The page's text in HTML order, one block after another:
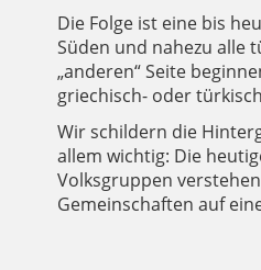
Die Folge ist eine bis
Süden und nahezu alle
„anderen“ Seite
griechisch- oder
Wir schildern die
allem wichtig: Die
Volksgruppen
Gemeinschaften auf